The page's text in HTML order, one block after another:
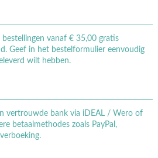
vanaf € 35,00 gratis
Geef in het bestelformulier eenvoudig
wilt hebben.
vertrouwde bank via iDEAL / Wero of
betaalmethodes zoals PayPal,